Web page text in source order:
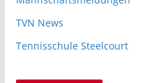
TVN News
Tennisschule Steelcourt